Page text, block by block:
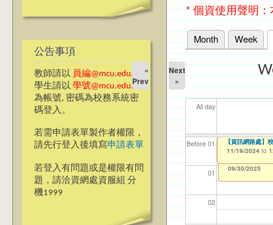
公告事項
教師請以 員編@mcu.edu.tw
學生請以 學號@mcu.edu.tw
為帳號, 密碼為校務系統密
碼登入。
若需申請表單製作者權限，
請先行登入後填寫申請表單
若登入有問題或是權限有問
題，請洽資網處資服組 分
機1999
You are here
* 個資使用聲明
Primary tabs
Month Week
«
Prev
Next
»
All day
Before 01
01
02
【資網處】
整合系統～表單
12/31/2027
我愛銘傳我愛養
校區)
09/30/2025
海青
08/
【財
11/
【財
11/
114
04/
銘傳大學 台北
11/12/2024 to
【資訊網路處
11/19/2024 to